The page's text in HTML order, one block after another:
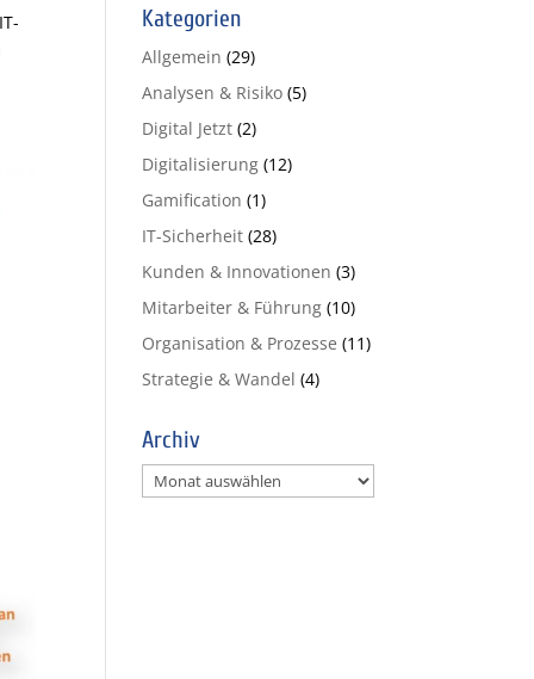
Kategorien
Allgemein (29)
Analysen & Risiko (5)
Digital Jetzt (2)
Digitalisierung (12)
Gamification (1)
IT-Sicherheit (28)
Kunden & Innovationen (3)
Mitarbeiter & Führung (10)
Organisation & Prozesse (11)
Strategie & Wandel (4)
Archiv
Archiv